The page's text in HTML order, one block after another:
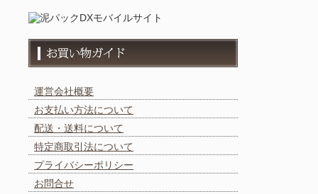
運営会社概要
お支払い方法について
配送・送料について
特定商取引法について
プライバシーポリシー
お問合せ